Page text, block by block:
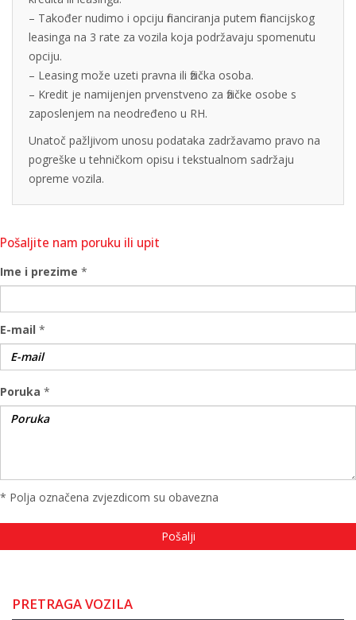
– Također nudimo i opciju financiranja putem financijskog
leasinga na 3 rate za vozila koja podržavaju spomenutu
opciju.
– Leasing može uzeti pravna ili fizička osoba.
– Kredit je namijenjen prvenstveno za fizičke osobe s
zaposlenjem na neodređeno u RH.
Unatoč pažljivom unosu podataka zadržavamo pravo na
pogreške u tehničkom opisu i tekstualnom sadržaju
opreme vozila.
Pošaljite nam poruku ili upit
Ime i prezime *
E-mail *
Poruka *
* Polja označena zvjezdicom su obavezna
PRETRAGA VOZILA